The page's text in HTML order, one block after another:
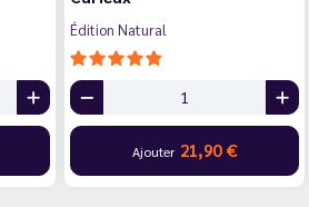
Édition Natural
Ajouter 21,90 €